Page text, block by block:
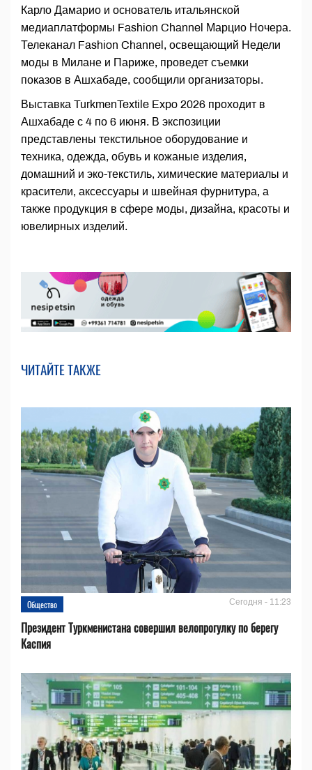
Карло Дамарио и основатель итальянской
медиаплатформы Fashion Channel Марцио Ночера.
Телеканал Fashion Channel, освещающий Недели
моды в Милане и Париже, проведет съемки
показов в Ашхабаде, сообщили организаторы.
Выставка TurkmenTextile Expo 2026 проходит в
Ашхабаде с 4 по 6 июня. В экспозиции
представлены текстильное оборудование и
техника, одежда, обувь и кожаные изделия,
домашний и эко-текстиль, химические материалы и
красители, аксессуары и швейная фурнитура, а
также продукция в сфере моды, дизайна, красоты и
ювелирных изделий.
ЧИТАЙТЕ ТАКЖЕ
Общество Сегодня - 11:23
Президент Туркменистана совершил велопрогулку по берегу
Каспия